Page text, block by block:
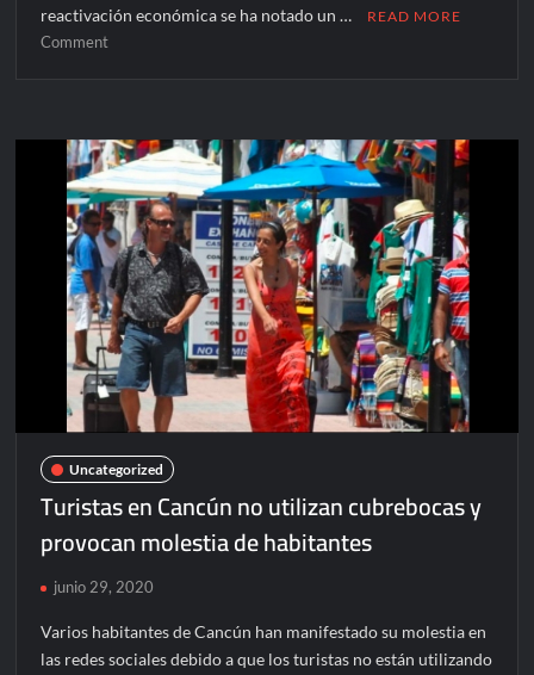
reactivación económica se ha notado un … READ MORE
Commenton
19
y
vuelos
en
el
aeropuerto
aumentan
en
Cancún
Uncategorized
Turistas en Cancún no utilizan cubrebocas y
provocan molestia de habitantes
junio 29, 2020
Varios habitantes de Cancún han manifestado su molestia en
las redes sociales debido a que los turistas no están utilizando